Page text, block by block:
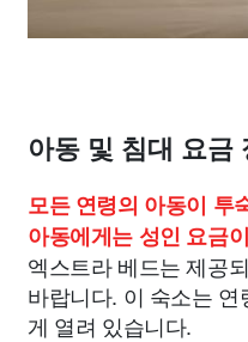
아동 및 침대 요금
모든 연령의 아동이 투
아동에게는 성인 요금
엑스트라 베드는 제공
바랍니다. 이 숙소는
게 열려 있습니다.